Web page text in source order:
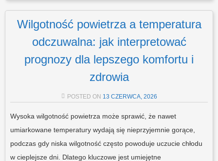
Wilgotność powietrza a temperatura
odczuwalna: jak interpretować
prognozy dla lepszego komfortu i
zdrowia
POSTED ON 13 CZERWCA, 2026
Wysoka wilgotność powietrza może sprawić, że nawet
umiarkowane temperatury wydają się nieprzyjemnie gorące,
podczas gdy niska wilgotność często powoduje uczucie chłodu
w cieplejsze dni. Dlatego kluczowe jest umiejętne